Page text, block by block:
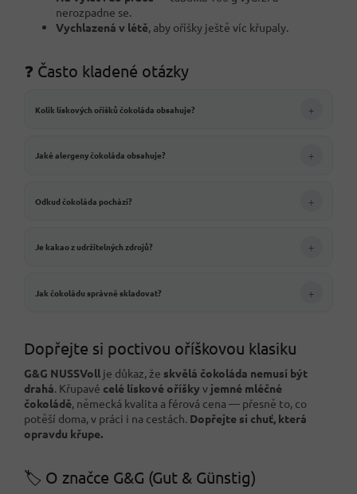
nerozpadne se.
Vychlazená v létě, aby oříšky ještě víc křupaly.
❓ Často kladené otázky
Kolik lískových oříšků čokoláda obsahuje? +
Jaké alergeny čokoláda obsahuje? +
Odkud čokoláda pochází? +
Je kakao z udržitelných zdrojů? +
Jak čokoládu správně skladovat? +
Dopřejte si poctivou oříškovou klasiku
G&G NUSSVoll je důkaz, že skvělá čokoláda nemusí být
drahá. Křupavé celé lískové oříšky v jemné mléčné
čokoládě, německá kvalita a férová cena — přesně to, co
potěší doma, v práci i na cestách. Dopřejte si chuť, která
opravdu křupe.
🏷️ O značce G&G (Gut & Günstig)